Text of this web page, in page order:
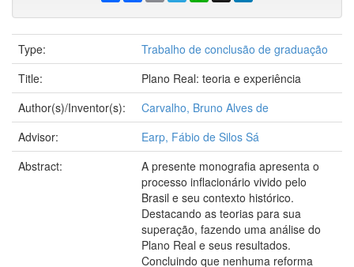
Type:
Trabalho de conclusão de graduação
Title:
Plano Real: teoria e experiência
Author(s)/Inventor(s):
Carvalho, Bruno Alves de
Advisor:
Earp, Fábio de Silos Sá
Abstract:
A presente monografia apresenta o
processo inflacionário vivido pelo
Brasil e seu contexto histórico.
Destacando as teorias para sua
superação, fazendo uma análise do
Plano Real e seus resultados.
Concluindo que nenhuma reforma